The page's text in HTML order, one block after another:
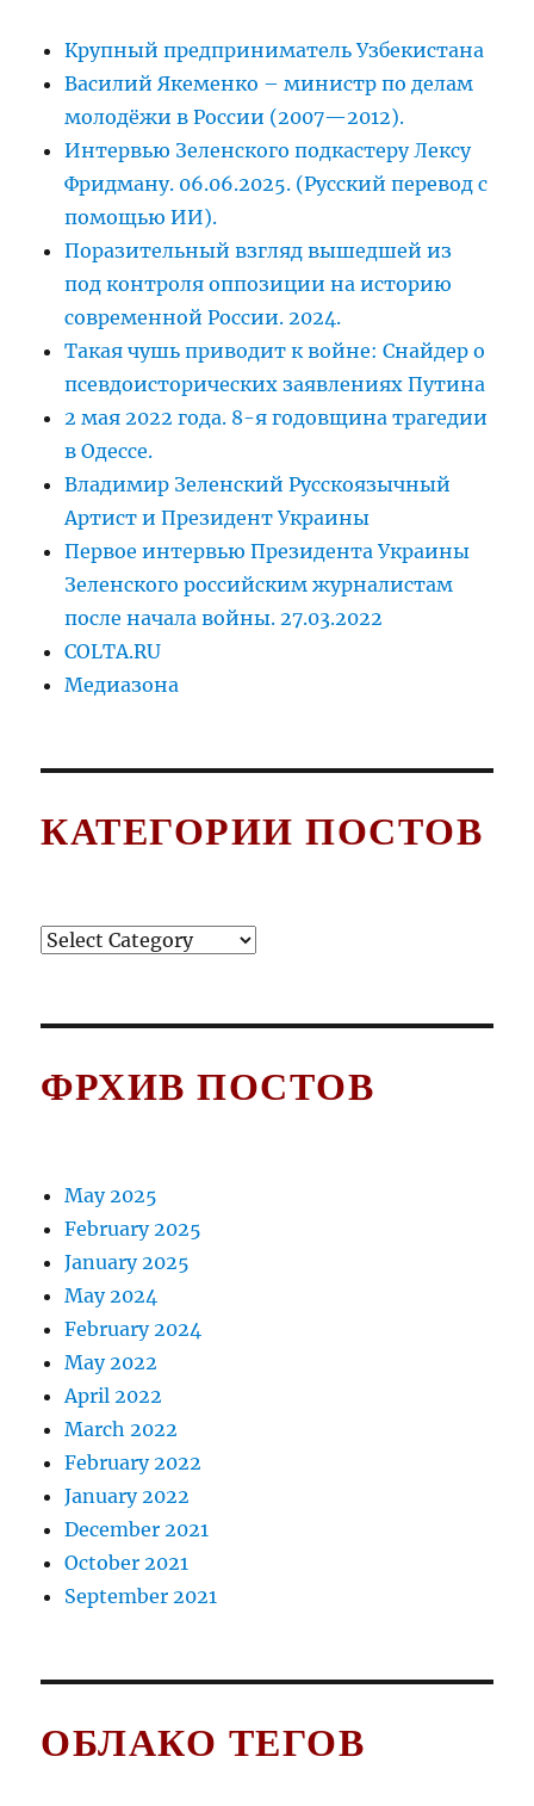
Крупный предприниматель Узбекистана
Василий Якеменко – министр по делам
молодёжи в России (2007—2012).
Интервью Зеленского подкастеру Лексу
Фридману. 06.06.2025. (Русский перевод с
помощью ИИ).
Поразительный взгляд вышедшей из
под контроля оппозиции на историю
современной России. 2024.
Такая чушь приводит к войне: Снайдер о
псевдоисторических заявлениях Путина
2 мая 2022 года. 8-я годовщина трагедии
в Одессе.
Владимир Зеленский Русскоязычный
Артист и Президент Украины
Первое интервью Президента Украины
Зеленского российским журналистам
после начала войны. 27.03.2022
COLTA.RU
Медиазона
КАТЕГОРИИ ПОСТОВ
Категории
ФРХИВ ПОСТОВ
May 2025
February 2025
January 2025
May 2024
February 2024
May 2022
April 2022
March 2022
February 2022
January 2022
December 2021
October 2021
September 2021
ОБЛАКО ТЕГОВ